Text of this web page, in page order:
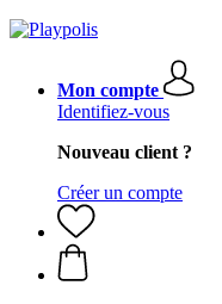
Mon compte
Identifiez-vous
Nouveau client ?
Créer un compte